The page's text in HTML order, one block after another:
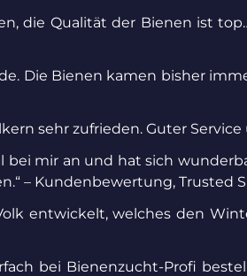
die Qualität der Bienen ist
Die Bienen kamen bisher
sehr zufrieden. Guter Service
bei mir an und hat sich
– Kundenbewertung, Trusted
entwickelt, welches den
bei Bienenzucht-Profi